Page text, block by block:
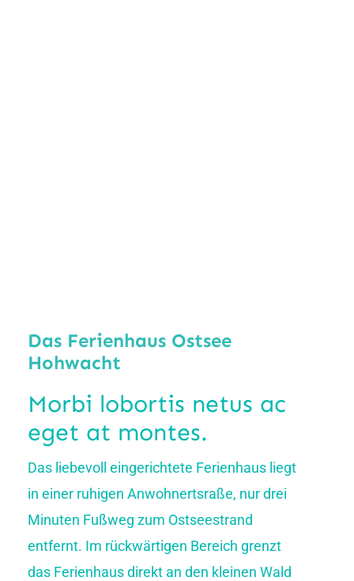
Das Ferienhaus Ostsee
Hohwacht
Morbi lobortis netus ac
eget at montes.
Das liebevoll eingerichtete Ferienhaus liegt
in einer ruhigen Anwohnertsraße, nur drei
Minuten Fußweg zum Ostseestrand
entfernt. Im rückwärtigen Bereich grenzt
das Ferienhaus direkt an den kleinen Wald